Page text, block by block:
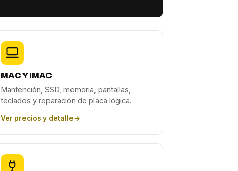
MAC Y IMAC
Mantención, SSD, memoria, pantallas,
teclados y reparación de placa lógica.
Ver precios y detalle→